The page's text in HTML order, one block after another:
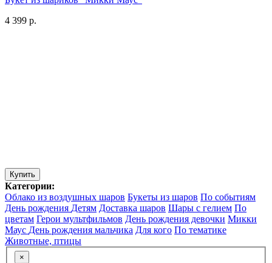
4 399 р.
Купить
Категории:
Облако из воздушных шаров Букеты из шаров По событиям
День рождения Детям Доставка шаров Шары с гелием По
цветам Герои мультфильмов День рождения девочки Микки
Маус День рождения мальчика Для кого По тематике
Животные, птицы
×